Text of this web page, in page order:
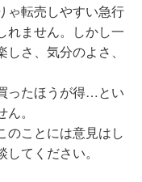
ゃ転売しやすい急行
れません。しかし一
さ、気分のよさ、
ったほうが得…とい
。
のことには意見はし
てください。